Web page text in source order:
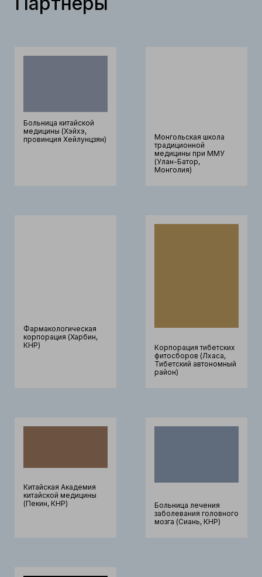
Больница китайской
медицины (Хэйхэ,
провинция Хейлунцзян)
Монгольская школа
традиционной
медицины при ММУ
(Улан-Батор,
Монголия)
Фармакологическая
корпорация (Харбин,
КНР)
Корпорация тибетских
фитосборов (Лхаса,
Тибетский автономный
район)
Китайская Академия
китайской медицины
(Пекин, КНР)
Больница лечения
заболевания головного
мозга (Сиань, КНР)